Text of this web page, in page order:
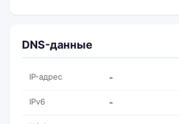
DNS-данные
IP-адрес -
IPv6 -